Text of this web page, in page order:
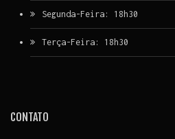
Segunda-Feira: 18h30
Terça-Feira: 18h30
CONTATO